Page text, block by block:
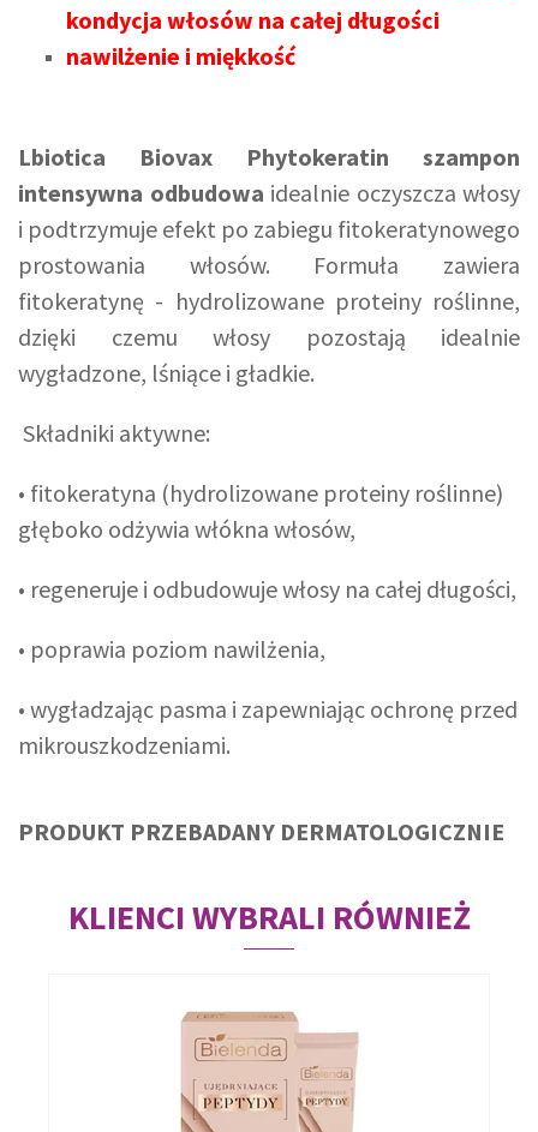
kondycja włosów na całej długości
nawilżenie i miękkość
Lbiotica Biovax Phytokeratin szampon
intensywna odbudowa idealnie oczyszcza włosy
i podtrzymuje efekt po zabiegu fitokeratynowego
prostowania włosów. Formuła zawiera
fitokeratynę - hydrolizowane proteiny roślinne,
dzięki czemu włosy pozostają idealnie
wygładzone, lśniące i gładkie.
Składniki aktywne:
• fitokeratyna (hydrolizowane proteiny roślinne)
głęboko odżywia włókna włosów,
• regeneruje i odbudowuje włosy na całej długości,
• poprawia poziom nawilżenia,
• wygładzając pasma i zapewniając ochronę przed
mikrouszkodzeniami.
PRODUKT PRZEBADANY DERMATOLOGICZNIE
KLIENCI WYBRALI RÓWNIEŻ